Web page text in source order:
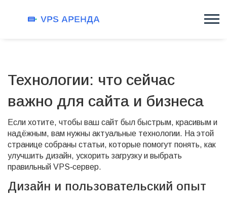
Технологии: что сейчас
важно для сайта и бизнеса
Если хотите, чтобы ваш сайт был быстрым, красивым и
надёжным, вам нужны актуальные технологии. На этой
странице собраны статьи, которые помогут понять, как
улучшить дизайн, ускорить загрузку и выбрать
правильный VPS‑сервер.
Дизайн и пользовательский опыт